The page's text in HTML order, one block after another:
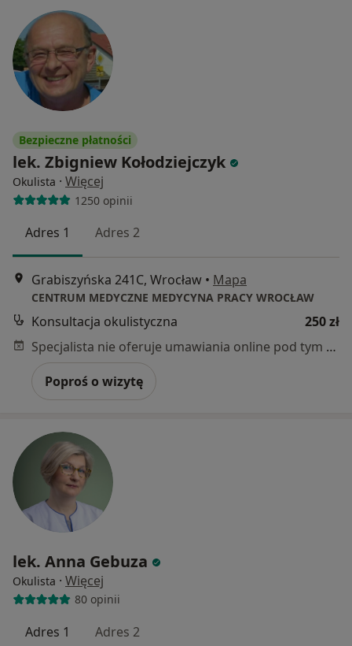
Bezpieczne płatności
lek. Zbigniew Kołodziejczyk
Okulista · Więcej
1250 opinii
Adres 1 Adres 2
Grabiszyńska 241C, Wrocław • Mapa
CENTRUM MEDYCZNE MEDYCYNA PRACY WROCŁAW
Konsultacja okulistyczna
250 zł
Specjalista nie oferuje umawiania online pod tym adresem.
Poproś o wizytę
lek. Anna Gebuza
Okulista · Więcej
80 opinii
Adres 1 Adres 2